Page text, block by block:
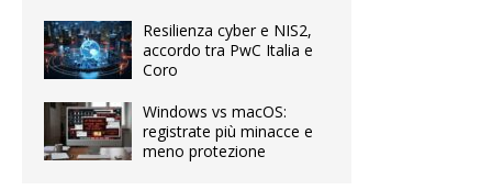
Resilienza cyber e NIS2,
accordo tra PwC Italia e
Coro
Windows vs macOS:
registrate più minacce e
meno protezione